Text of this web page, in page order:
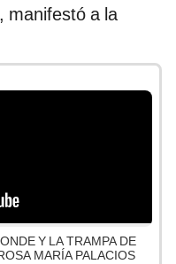
manifestó a la
Y LA TRAMPA DE
MARÍA PALACIOS